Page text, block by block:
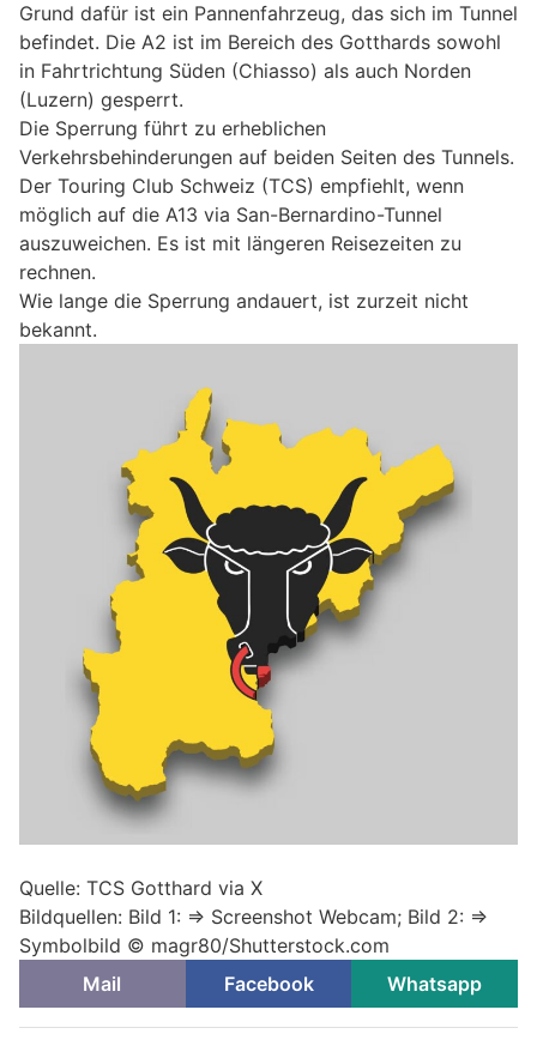
Grund dafür ist ein Pannenfahrzeug, das sich im Tunnel
befindet. Die A2 ist im Bereich des Gotthards sowohl
in Fahrtrichtung Süden (Chiasso) als auch Norden
(Luzern) gesperrt.
Die Sperrung führt zu erheblichen
Verkehrsbehinderungen auf beiden Seiten des Tunnels.
Der Touring Club Schweiz (TCS) empfiehlt, wenn
möglich auf die A13 via San-Bernardino-Tunnel
auszuweichen. Es ist mit längeren Reisezeiten zu
rechnen.
Wie lange die Sperrung andauert, ist zurzeit nicht
bekannt.
Quelle: TCS Gotthard via X
Bildquellen: Bild 1: => Screenshot Webcam; Bild 2: =>
Symbolbild © magr80/Shutterstock.com
Mail
Facebook Whatsapp